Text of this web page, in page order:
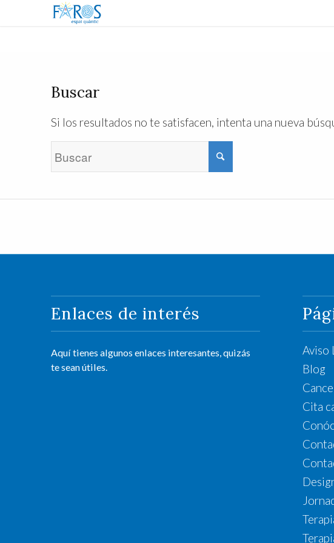
Buscar
Si los resultados no te satisfacen, intenta una nueva
Enlaces de interés
Aquí tienes algunos enlaces interesantes, quizás
te sean útiles.
Aviso
Blog
Cita